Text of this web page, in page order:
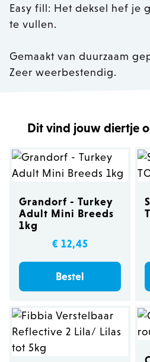
Easy fill: Het deksel hef je
te vullen.
Gemaakt van duurzaam
Zeer weerbestendig.
Dit vind jouw diertje
Grandorf - Turkey
Adult Mini Breeds
1kg
€ 12,45
Bestel